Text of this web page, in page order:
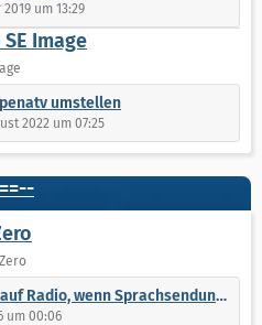
um 13:29
Image
umstellen
2022 um 07:25
Sprachsendungen (z.B. oe1, ARD Kanäle)
um 00:06